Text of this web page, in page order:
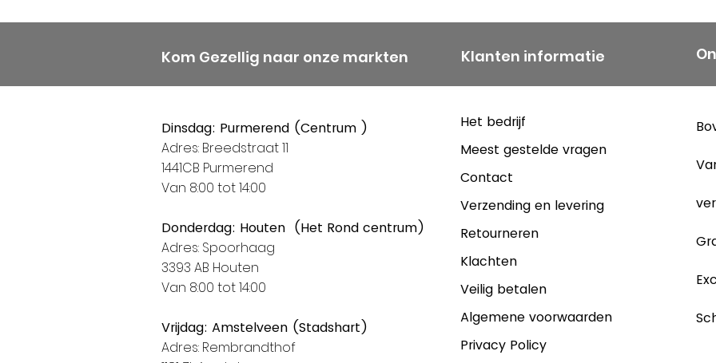
Kom Gezellig naar onze markten Klanten informatie
Dinsdag: Purmerend (Centrum )
Adres: Breedstraat 11
1441CB Purmerend
Van 8:00 tot 14:00
Donderdag: Houten (Het Rond centrum)
Adres: Spoorhaag
3393 AB Houten
Van 8:00 tot 14:00
Vrijdag: Amstelveen (Stadshart)
Adres: Rembrandthof
Het bedrijf
Meest gestelde vragen
Contact
Verzending en levering
Retourneren
Klachten
Veilig betalen
Algemene voorwaarden
Privacy Policy